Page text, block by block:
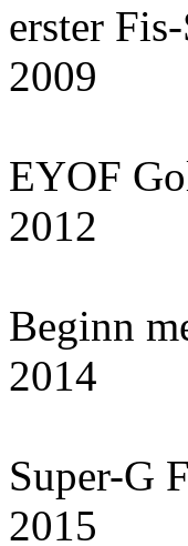
erster
2009
EYOF
2012
Beginn
2014
Super-G
2015